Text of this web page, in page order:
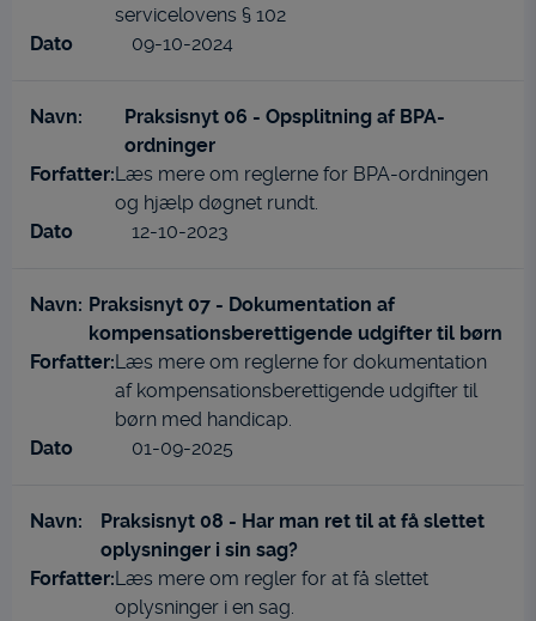
servicelovens § 102
09-10-2024
Praksisnyt 06 - Opsplitning af BPA-
ordninger
Læs mere om reglerne for BPA-ordningen
og hjælp døgnet rundt.
12-10-2023
Praksisnyt 07 - Dokumentation af
kompensationsberettigende udgifter til børn
Læs mere om reglerne for dokumentation
af kompensationsberettigende udgifter til
børn med handicap.
01-09-2025
Praksisnyt 08 - Har man ret til at få slettet
oplysninger i sin sag?
Læs mere om regler for at få slettet
oplysninger i en sag.